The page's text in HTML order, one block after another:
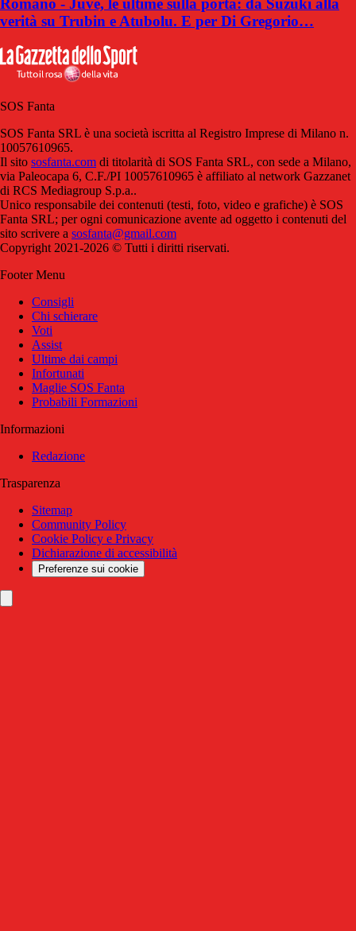
Romano - Juve, le ultime sulla porta: da Suzuki alla
verità su Trubin e Atubolu. E per Di Gregorio…
SOS Fanta
SOS Fanta SRL è una società iscritta al Registro Imprese di Milano n.
10057610965.
Il sito sosfanta.com di titolarità di SOS Fanta SRL, con sede a Milano,
via Paleocapa 6, C.F./PI 10057610965 è affiliato al network Gazzanet
di RCS Mediagroup S.p.a..
Unico responsabile dei contenuti (testi, foto, video e grafiche) è SOS
Fanta SRL; per ogni comunicazione avente ad oggetto i contenuti del
sito scrivere a sosfanta@gmail.com
Copyright 2021-2026 © Tutti i diritti riservati.
Footer Menu
Consigli
Chi schierare
Voti
Assist
Ultime dai campi
Infortunati
Maglie SOS Fanta
Probabili Formazioni
Informazioni
Redazione
Trasparenza
Sitemap
Community Policy
Cookie Policy e Privacy
Dichiarazione di accessibilità
Preferenze sui cookie